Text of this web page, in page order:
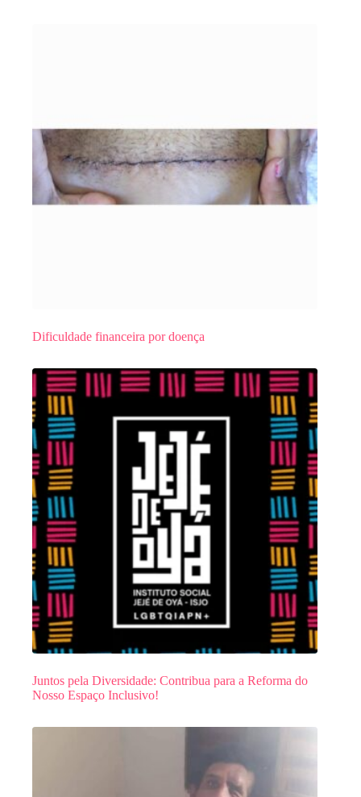
Dificuldade financeira por doença
Juntos pela Diversidade: Contribua para a Reforma do
Nosso Espaço Inclusivo!